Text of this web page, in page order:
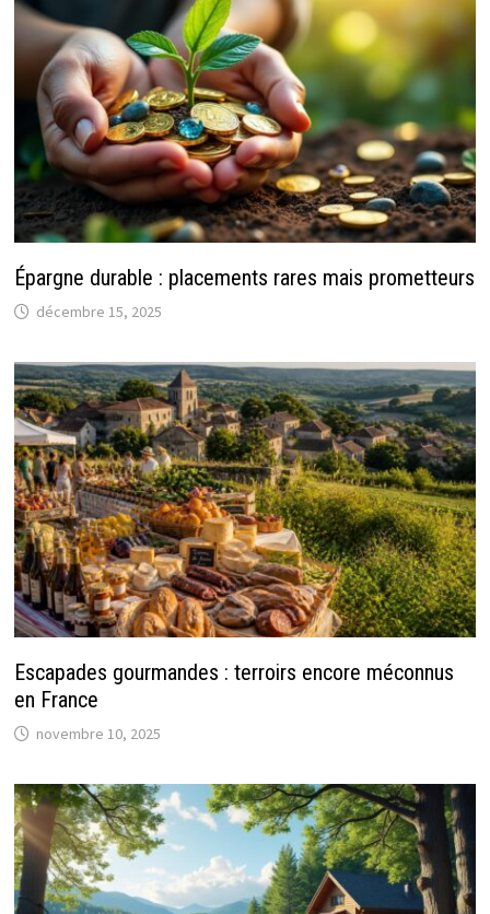
Épargne durable : placements rares mais prometteurs
décembre 15, 2025
Escapades gourmandes : terroirs encore méconnus
en France
novembre 10, 2025